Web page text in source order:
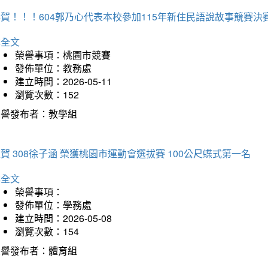
！！！604郭乃心代表本校參加115年新住民語說故事競賽決
文
榮譽事項：桃園市競賽
發佈單位：教務處
建立時間：2026-05-11
瀏覽次數：152
發布者：教學組
308徐子涵 榮獲桃園市運動會選拔賽 100公尺蝶式第一名
文
榮譽事項：
發佈單位：學務處
建立時間：2026-05-08
瀏覽次數：154
發布者：體育組